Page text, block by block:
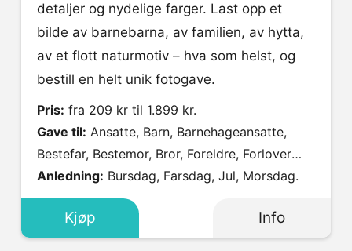
detaljer og nydelige farger. Last opp et
bilde av barnebarna, av familien, av hytta,
av et flott naturmotiv – hva som helst, og
bestill en helt unik fotogave.
Pris: fra 209 kr til 1.899 kr.
Gave til: Ansatte, Barn, Barnehageansatte,
Bestefar, Bestemor, Bror, Foreldre, Forlover
(Han), Forlover (Hun), Gutt, Han, Han Som Har
Alt, Henne, Hun Som Har Alt, Hytta, Jente,
Kjæresten (Han), Kjæresten (Henne), Kollega,
Kompis, Lærer, Mamma, Onkel, Pappa,
Anledning: Bursdag, Farsdag, Jul, Morsdag.
Info
Kjøp